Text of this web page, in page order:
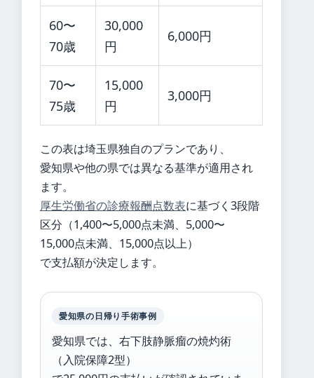
60〜
70歳
30,000
円
6,000円
70〜
75歳
15,000
円
3,000円
この表は埼玉県独自のプランであり、
愛知県や他の県では異なる基準が適用され
ます。
厚生労働省の診療報酬点数表に基づく3段階
区分（1,400〜5,000点未満、5,000〜
15,000点未満、15,000点以上）
で支払額が決定します。
愛知県の日帰り手術事例
愛知県では、右下肢静脈瘤の焼灼術
（入院保障2型）